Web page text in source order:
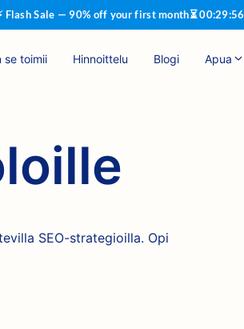
Flash Sale — 90% off your first month⏳00:29:55
se toimii Hinnoittelu Blogi Apua
SEO-strategioilla. Opi